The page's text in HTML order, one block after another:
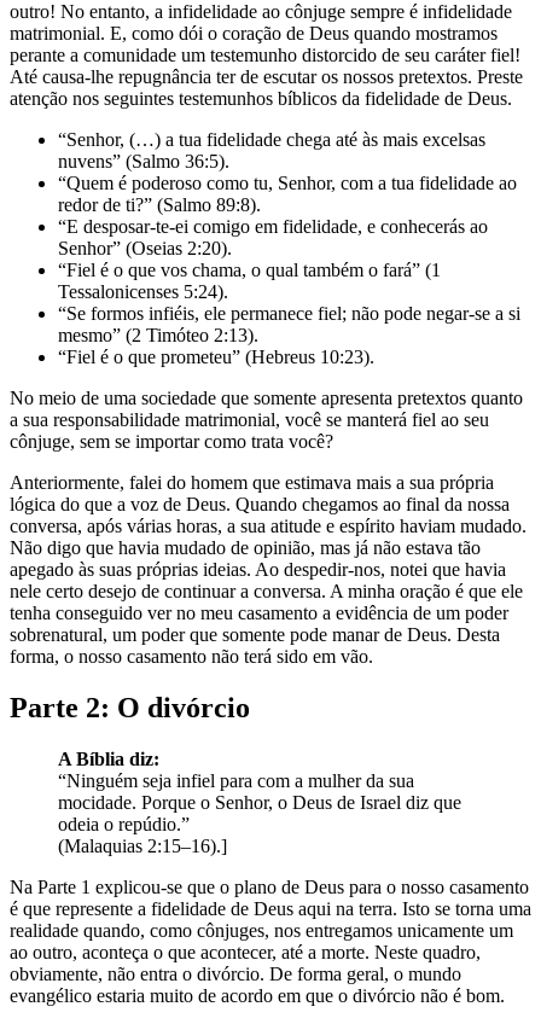
outro! No entanto, a infidelidade ao cônjuge sempre é infidelidade
matrimonial. E, como dói o coração de Deus quando mostramos
perante a comunidade um testemunho distorcido de seu caráter fiel!
Até causa-lhe repugnância ter de escutar os nossos pretextos. Preste
atenção nos seguintes testemunhos bíblicos da fidelidade de Deus.
“Senhor, (…) a tua fidelidade chega até às mais excelsas
nuvens” (Salmo 36:5).
“Quem é poderoso como tu, Senhor, com a tua fidelidade ao
redor de ti?” (Salmo 89:8).
“E desposar-te-ei comigo em fidelidade, e conhecerás ao
Senhor” (Oseias 2:20).
“Fiel é o que vos chama, o qual também o fará” (1
Tessalonicenses 5:24).
“Se formos infiéis, ele permanece fiel; não pode negar-se a si
mesmo” (2 Timóteo 2:13).
“Fiel é o que prometeu” (Hebreus 10:23).
No meio de uma sociedade que somente apresenta pretextos quanto
a sua responsabilidade matrimonial, você se manterá fiel ao seu
cônjuge, sem se importar como trata você?
Anteriormente, falei do homem que estimava mais a sua própria
lógica do que a voz de Deus. Quando chegamos ao final da nossa
conversa, após várias horas, a sua atitude e espírito haviam mudado.
Não digo que havia mudado de opinião, mas já não estava tão
apegado às suas próprias ideias. Ao despedir-nos, notei que havia
nele certo desejo de continuar a conversa. A minha oração é que ele
tenha conseguido ver no meu casamento a evidência de um poder
sobrenatural, um poder que somente pode manar de Deus. Desta
forma, o nosso casamento não terá sido em vão.
Parte 2: O divórcio
A Bíblia diz:
“Ninguém seja infiel para com a mulher da sua
mocidade. Porque o Senhor, o Deus de Israel diz que
odeia o repúdio.”
(Malaquias 2:15–16).]
Na Parte 1 explicou-se que o plano de Deus para o nosso casamento
é que represente a fidelidade de Deus aqui na terra. Isto se torna uma
realidade quando, como cônjuges, nos entregamos unicamente um
ao outro, aconteça o que acontecer, até a morte. Neste quadro,
obviamente, não entra o divórcio. De forma geral, o mundo
evangélico estaria muito de acordo em que o divórcio não é bom.